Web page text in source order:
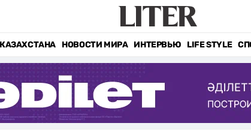
НОВОСТИ МИРА ИНТЕРВЬЮ LIFE STYLE